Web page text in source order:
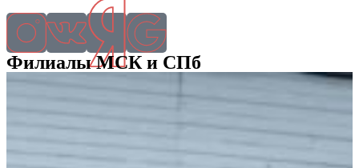
Филиалы МСК и СПб